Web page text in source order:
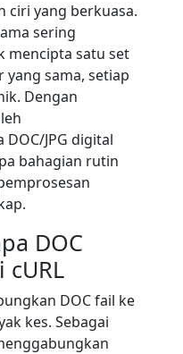
ciri yang berkuasa.
sering
mencipta satu set
yang sama, setiap
Dengan
JPG digital
bahagian rutin
DOC
cURL
DOC fail ke
kes. Sebagai